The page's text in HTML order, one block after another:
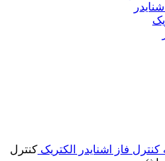
کنترل فاز اشنایدر الکتریک کنترل